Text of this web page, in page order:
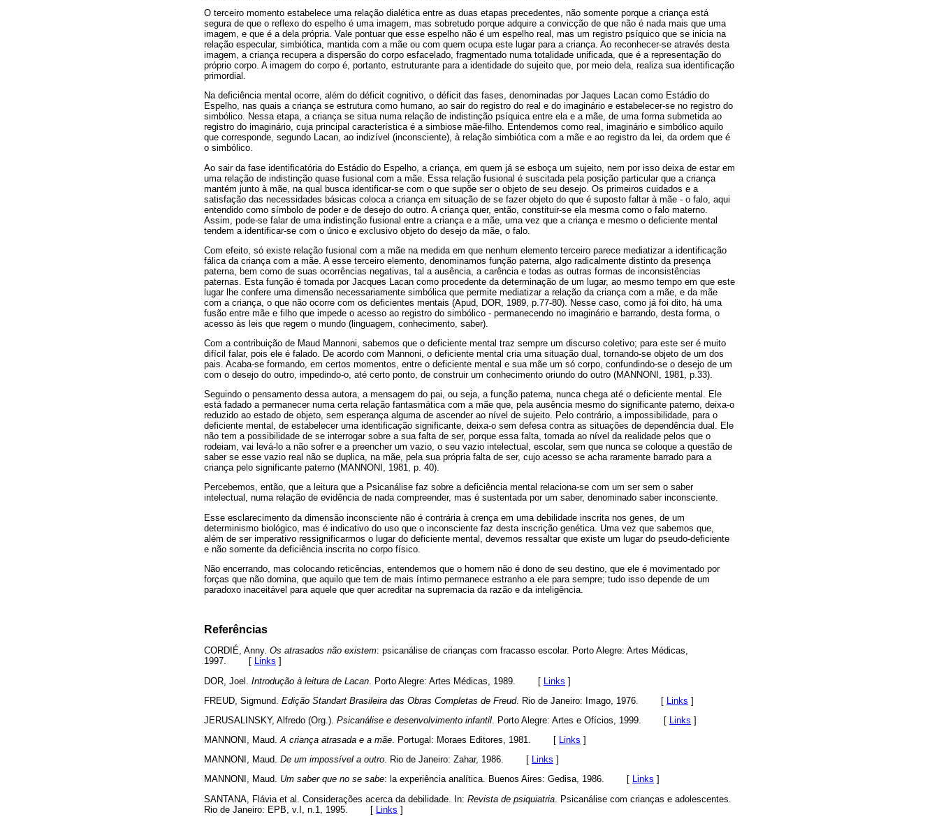
O terceiro momento estabelece uma relação dialética entre as duas etapas precedentes, não somente porque a criança está
segura de que o reflexo do espelho é uma imagem, mas sobretudo porque adquire a convicção de que não é nada mais que uma
imagem, e que é a dela própria. Vale pontuar que esse espelho não é um espelho real, mas um registro psíquico que se inicia na
relação especular, simbiótica, mantida com a mãe ou com quem ocupa este lugar para a criança. Ao reconhecer-se através desta
imagem, a criança recupera a dispersão do corpo esfacelado, fragmentado numa totalidade unificada, que é a representação do
próprio corpo. A imagem do corpo é, portanto, estruturante para a identidade do sujeito que, por meio dela, realiza sua identificação
primordial.
Na deficiência mental ocorre, além do déficit cognitivo, o déficit das fases, denominadas por Jaques Lacan como Estádio do
Espelho, nas quais a criança se estrutura como humano, ao sair do registro do real e do imaginário e estabelecer-se no registro do
simbólico. Nessa etapa, a criança se situa numa relação de indistinção psíquica entre ela e a mãe, de uma forma submetida ao
registro do imaginário, cuja principal característica é a simbiose mãe-filho. Entendemos como real, imaginário e simbólico aquilo
que corresponde, segundo Lacan, ao indizível (inconsciente), à relação simbiótica com a mãe e ao registro da lei, da ordem que é
o simbólico.
Ao sair da fase identificatória do Estádio do Espelho, a criança, em quem já se esboça um sujeito, nem por isso deixa de estar em
uma relação de indistinção quase fusional com a mãe. Essa relação fusional é suscitada pela posição particular que a criança
mantém junto à mãe, na qual busca identificar-se com o que supõe ser o objeto de seu desejo. Os primeiros cuidados e a
satisfação das necessidades básicas coloca a criança em situação de se fazer objeto do que é suposto faltar à mãe - o falo, aqui
entendido como símbolo de poder e de desejo do outro. A criança quer, então, constituir-se ela mesma como o falo materno.
Assim, pode-se falar de uma indistinção fusional entre a criança e a mãe, uma vez que a criança e mesmo o deficiente mental
tendem a identificar-se com o único e exclusivo objeto do desejo da mãe, o falo.
Com efeito, só existe relação fusional com a mãe na medida em que nenhum elemento terceiro parece mediatizar a identificação
fálica da criança com a mãe. A esse terceiro elemento, denominamos função paterna, algo radicalmente distinto da presença
paterna, bem como de suas ocorrências negativas, tal a ausência, a carência e todas as outras formas de inconsistências
paternas. Esta função é tomada por Jacques Lacan como procedente da determinação de um lugar, ao mesmo tempo em que este
lugar lhe confere uma dimensão necessariamente simbólica que permite mediatizar a relação da criança com a mãe, e da mãe
com a criança, o que não ocorre com os deficientes mentais (Apud, DOR, 1989, p.77-80). Nesse caso, como já foi dito, há uma
fusão entre mãe e filho que impede o acesso ao registro do simbólico - permanecendo no imaginário e barrando, desta forma, o
acesso às leis que regem o mundo (linguagem, conhecimento, saber).
Com a contribuição de Maud Mannoni, sabemos que o deficiente mental traz sempre um discurso coletivo; para este ser é muito
difícil falar, pois ele é falado. De acordo com Mannoni, o deficiente mental cria uma situação dual, tornando-se objeto de um dos
pais. Acaba-se formando, em certos momentos, entre o deficiente mental e sua mãe um só corpo, confundindo-se o desejo de um
com o desejo do outro, impedindo-o, até certo ponto, de construir um conhecimento oriundo do outro (MANNONI, 1981, p.33).
Seguindo o pensamento dessa autora, a mensagem do pai, ou seja, a função paterna, nunca chega até o deficiente mental. Ele
está fadado a permanecer numa certa relação fantasmática com a mãe que, pela ausência mesmo do significante paterno, deixa-o
reduzido ao estado de objeto, sem esperança alguma de ascender ao nível de sujeito. Pelo contrário, a impossibilidade, para o
deficiente mental, de estabelecer uma identificação significante, deixa-o sem defesa contra as situações de dependência dual. Ele
não tem a possibilidade de se interrogar sobre a sua falta de ser, porque essa falta, tomada ao nível da realidade pelos que o
rodeiam, vai levá-lo a não sofrer e a preencher um vazio, o seu vazio intelectual, escolar, sem que nunca se coloque a questão de
saber se esse vazio real não se duplica, na mãe, pela sua própria falta de ser, cujo acesso se acha raramente barrado para a
criança pelo significante paterno (MANNONI, 1981, p. 40).
Percebemos, então, que a leitura que a Psicanálise faz sobre a deficiência mental relaciona-se com um ser sem o saber
intelectual, numa relação de evidência de nada compreender, mas é sustentada por um saber, denominado saber inconsciente.
Esse esclarecimento da dimensão inconsciente não é contrária à crença em uma debilidade inscrita nos genes, de um
determinismo biológico, mas é indicativo do uso que o inconsciente faz desta inscrição genética. Uma vez que sabemos que,
além de ser imperativo ressignificarmos o lugar do deficiente mental, devemos ressaltar que existe um lugar do pseudo-deficiente
e não somente da deficiência inscrita no corpo físico.
Não encerrando, mas colocando reticências, entendemos que o homem não é dono de seu destino, que ele é movimentado por
forças que não domina, que aquilo que tem de mais íntimo permanece estranho a ele para sempre; tudo isso depende de um
paradoxo inaceitável para aquele que quer acreditar na supremacia da razão e da inteligência.
Referências
CORDIÉ, Anny. Os atrasados não existem: psicanálise de crianças com fracasso escolar. Porto Alegre: Artes Médicas,
1997. [ Links ]
DOR, Joel. Introdução à leitura de Lacan . Porto Alegre: Artes Médicas, 1989. [ Links ]
FREUD, Sigmund. Edição Standart Brasileira das Obras Completas de Freud. Rio de Janeiro: Imago, 1976. [ Links ]
JERUSALINSKY, Alfredo (Org.). Psicanálise e desenvolvimento infantil . Porto Alegre: Artes e Ofícios, 1999. [ Links ]
MANNONI, Maud.A criança atrasada e a mãe. Portugal: Moraes Editores, 1981. [ Links ]
MANNONI, Maud. De um impossível a outro. Rio de Janeiro: Zahar, 1986. [ Links ]
MANNONI, Maud. Um saber que no se sabe: la experiência analítica. Buenos Aires: Gedisa, 1986. [ Links ]
SANTANA, Flávia et al. Considerações acerca da debilidade. In: Revista de psiquiatria . Psicanálise com crianças e adolescentes.
Rio de Janeiro: EPB, v.I, n.1, 1995.
[ Links ]